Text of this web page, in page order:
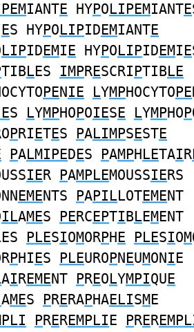
IANTE HYPOLIPEMIANTE
ES HYPOLIPIDEMIANTE
LIPIDEMIE HYPOLIPIDEMIE
TIBLES IMPRESCRIPTIBLE
PENIE LYMPHOCYTOPE
S LYMPHOPOIESE LYMPHOP
PRIETES PALIMPSESTE
PALMIPEDES PAMPHLETAIR
IER PAMPLEMOUSSIERS
EMENTS PAPILLOTEMENT
ILAMES PERCEPTIBLEMENT
PLESIOMORPHE PLESIOM
PHIES PLEUROPNEUMONIE
AIREMENT PREOLYMPIQUE
AMES PRERAPHAELISME
PREREMPLIE PRER